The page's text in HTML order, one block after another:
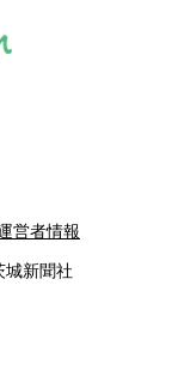
営者情報
新聞社